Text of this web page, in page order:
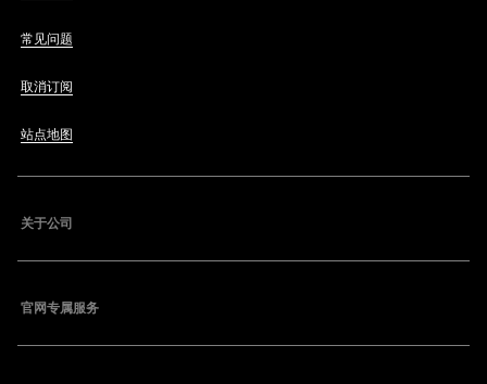
常见问题
取消订阅
站点地图
关于公司
官网专属服务